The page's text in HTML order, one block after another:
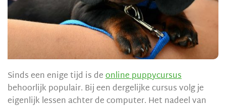
Sinds een enige tijd is deonline puppycursus
behoorlijk populair. Bij een dergelijke cursus volg je
eigenlijk lessen achter de computer. Het nadeel van